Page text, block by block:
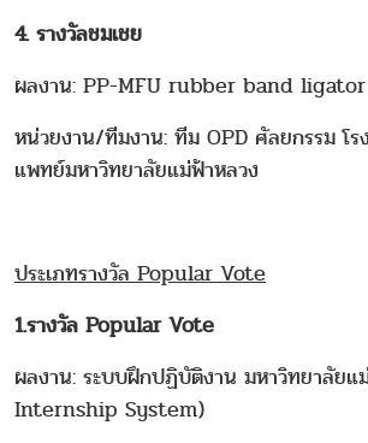
4. รางวัลชมเชย
ผลงาน: PP-MFU rubber band ligator
หน่วยงาน/ทีมงาน: ทีม OPD ศัลยกรรม โ
แพทย์มหาวิทยาลัยแม่ฟ้าหลวง
ประเภทรางวัล Popular Vote
1.รางวัล Popular Vote
ผลงาน: ระบบฝึกปฏิบัติงาน มหาวิทยาลัยแ
Internship System)